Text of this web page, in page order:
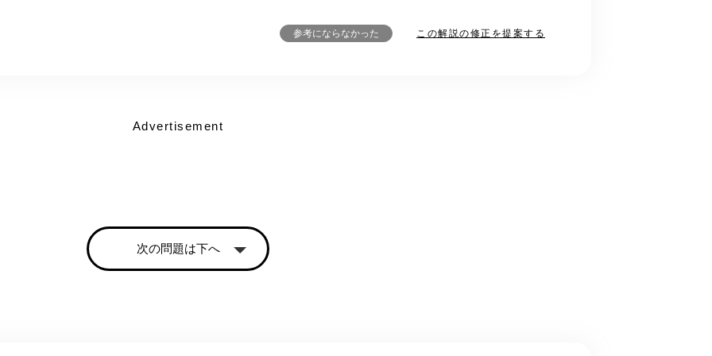
参考にならなかった この解説の修正を提案する
Advertisement
次の問題は下へ